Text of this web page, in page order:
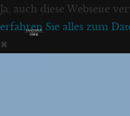
Ja, auch diese Webseite
erfahren Sie alles zum
✖